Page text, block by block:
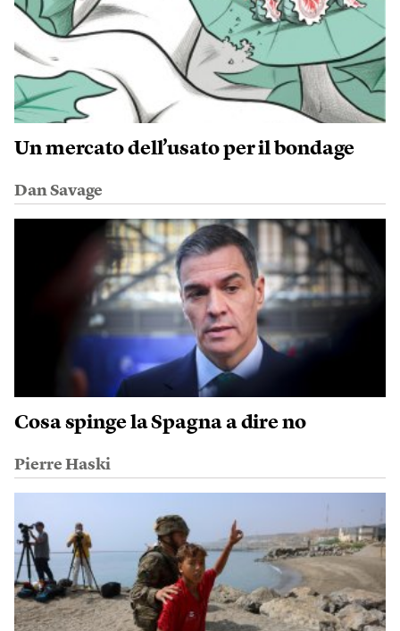
Un mercato dell’usato per il bondage
Dan Savage
Cosa spinge la Spagna a dire no
Pierre Haski